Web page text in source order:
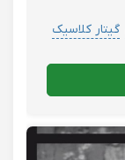
گیتار کلاسیک